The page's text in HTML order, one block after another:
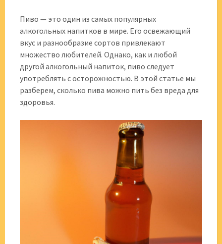
Пиво — это один из самых популярных
алкогольных напитков в мире. Его освежающий
вкус и разнообразие сортов привлекают
множество любителей. Однако, как и любой
другой алкогольный напиток, пиво следует
употреблять с осторожностью. В этой статье мы
разберем, сколько пива можно пить без вреда для
здоровья.